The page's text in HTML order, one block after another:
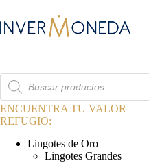
contenido
Búsqueda
de
productos
ENCUENTRA TU VALOR
REFUGIO:
Lingotes de Oro
Lingotes Grandes